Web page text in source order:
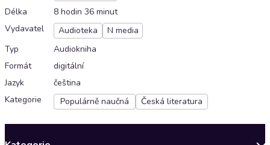
Délka
8 hodin 36 minut
Vydavatel
Audioteka
N media
Typ
Audiokniha
Formát
digitální
Jazyk
čeština
Kategorie
Populárně naučná Česká literatura